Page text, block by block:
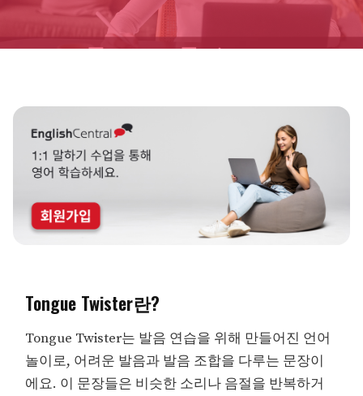
Tongue Twister란?
Tongue Twister는 발음 연습을 위해 만들어진 언어
놀이로, 어려운 발음과 발음 조합을 다루는 문장이
에요. 이 문장들은 비슷한 소리나 음절을 반복하거